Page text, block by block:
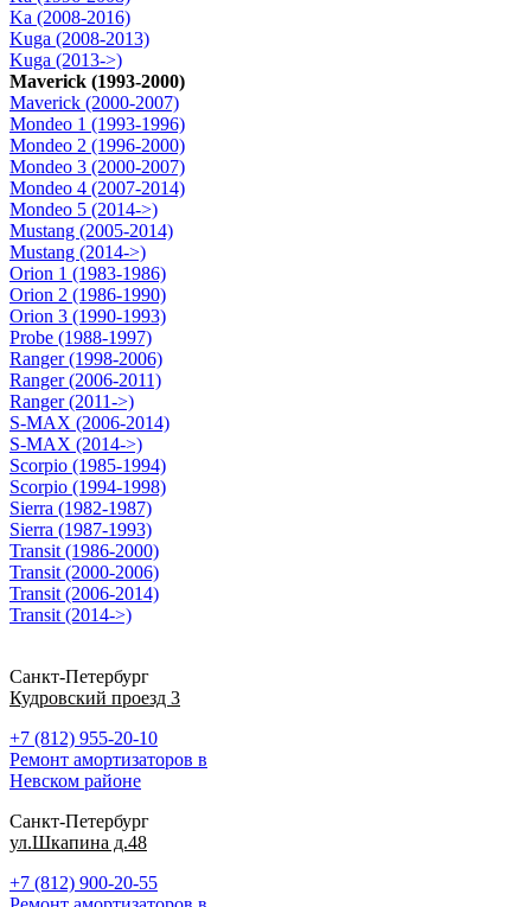
Ka (2008-2016)
Kuga (2008-2013)
Kuga (2013->)
Maverick (1993-2000)
Maverick (2000-2007)
Mondeo 1 (1993-1996)
Mondeo 2 (1996-2000)
Mondeo 3 (2000-2007)
Mondeo 4 (2007-2014)
Mondeo 5 (2014->)
Mustang (2005-2014)
Mustang (2014->)
Orion 1 (1983-1986)
Orion 2 (1986-1990)
Orion 3 (1990-1993)
Probe (1988-1997)
Ranger (1998-2006)
Ranger (2006-2011)
Ranger (2011->)
S-MAX (2006-2014)
S-MAX (2014->)
Scorpio (1985-1994)
Scorpio (1994-1998)
Sierra (1982-1987)
Sierra (1987-1993)
Transit (1986-2000)
Transit (2000-2006)
Transit (2006-2014)
Transit (2014->)
Санкт-Петербург
Кудровский проезд 3
+7 (812) 955-20-10
Ремонт амортизаторов в
Невском районе
Санкт-Петербург
ул.Шкапина д.48
+7 (812) 900-20-55